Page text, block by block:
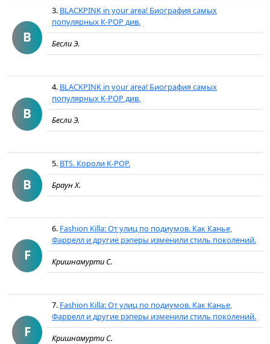
B
3. BLACKPINK in your area! Биография самых
популярных К-РОР див.
Бесли Э.
B
4. BLACKPINK in your area! Биография самых
популярных К-РОР див.
Бесли Э.
B
5. BTS. Короли K-POP.
Браун Х.
F
6. Fashion Killa: От улиц по подиумов. Как Канье,
Фаррелл и другие рэперы изменили стиль поколений.
Кришнамурти С.
F
7. Fashion Killa: От улиц по подиумов. Как Канье,
Фаррелл и другие рэперы изменили стиль поколений.
Кришнамурти С.